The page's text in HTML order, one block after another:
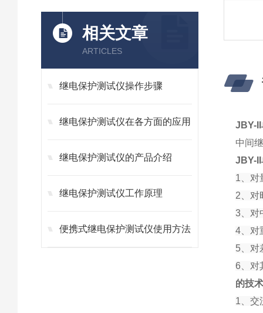
相关文章
ARTICLES
继电保护测试仪操作步骤
继电保护测试仪在各方面的应用
继电保护测试仪的产品介绍
继电保护测试仪工作原理
便携式继电保护测试仪使用方法
JBY-
中间
JBY-
1、对
2、对
3、对
4、对
5、对
6、对
的技
1、交